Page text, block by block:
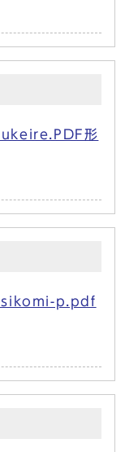
形
p.pdf